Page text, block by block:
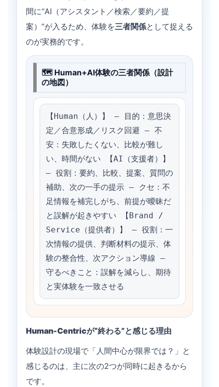
間に“AI（アシスタント／検索／要約／提
案）”が入るため、体験を三者関係として捉える
のが実務的です。
🗺️ Human+AI体験の三者関係（設計
の地図）
【Human（人）】 – 目的：意思決
定／合意形成／リスク回避 – 不
安：失敗したくない、比較が難し
い、時間がない 【AI（支援者）】
– 役割：要約、比較、提案、質問の
補助、次の一手の提示 – クセ：不
足情報を補完しがち、前提が曖昧だ
と誤解が起きやすい 【Brand /
Service（提供者）】 – 役割：一
次情報の提供、判断材料の提示、体
験の整合性、次アクション導線 –
守るべきこと：誤解を減らし、期待
と実体験を一致させる
Human-Centricが“終わる”と感じる理由
体験設計の現場で「人間中心が限界では？」と
感じるのは、主に次の2つが同時に起きるから
です。